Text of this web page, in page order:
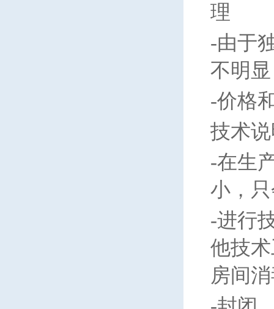
理
-由于
不明显
-价格
技术
-在生
小，
-进行
他技
房间